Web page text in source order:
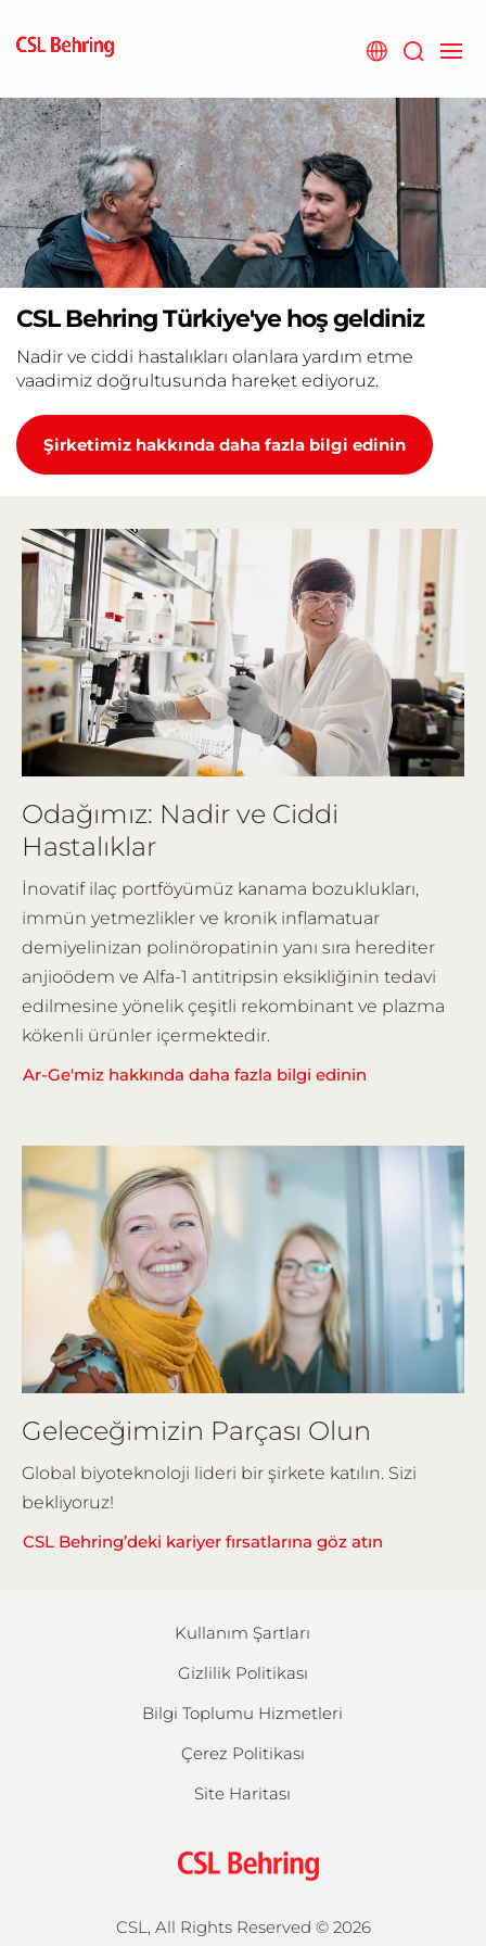
main
CSL Behring Türkiye'ye hoş geldiniz
Nadir ve ciddi hastalıkları olanlara yardım etme
vaadimiz doğrultusunda hareket ediyoruz.
Şirketimiz hakkında daha fazla bilgi edinin
Odağımız: Nadir ve Ciddi
Hastalıklar
İnovatif ilaç portföyümüz kanama bozuklukları,
immün yetmezlikler ve kronik inflamatuar
demiyelinizan polinöropatinin yanı sıra herediter
anjioödem ve Alfa-1 antitripsin eksikliğinin tedavi
edilmesine yönelik çeşitli rekombinant ve plazma
kökenli ürünler içermektedir.
Ar-Ge'miz hakkında daha fazla bilgi edinin
Geleceğimizin Parçası Olun
Global biyoteknoloji lideri bir şirkete katılın. Sizi
bekliyoruz!
CSL Behring’deki kariyer fırsatlarına göz atın
Kullanım Şartları
Gizlilik Politikası
Bilgi Toplumu Hizmetleri
Çerez Politikası
Site Haritası
CSL, All Rights Reserved © 2026